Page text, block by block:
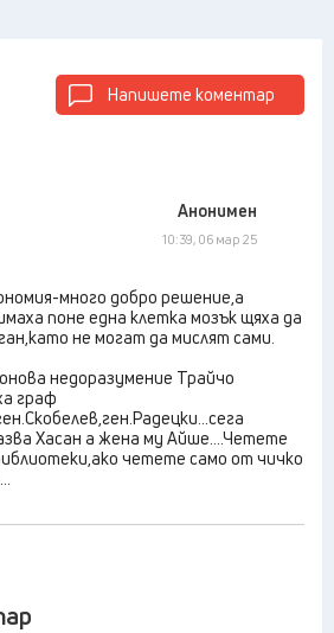
Напишете коментар
Анонимен
10:39, 06 мар 25
много добро решение,а
поне една клетка мозък щяха да
не могат да мислят сами.
недоразумение Трайчо
граф
Хасан а жена му Айше....Четете
четете само от чичко